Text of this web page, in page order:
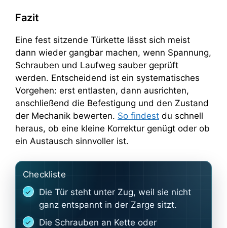
Fazit
Eine fest sitzende Türkette lässt sich meist
dann wieder gangbar machen, wenn Spannung,
Schrauben und Laufweg sauber geprüft
werden. Entscheidend ist ein systematisches
Vorgehen: erst entlasten, dann ausrichten,
anschließend die Befestigung und den Zustand
der Mechanik bewerten. So findest du schnell
heraus, ob eine kleine Korrektur genügt oder ob
ein Austausch sinnvoller ist.
Checkliste
Die Tür steht unter Zug, weil sie nicht
ganz entspannt in der Zarge sitzt.
Die Schrauben an Kette oder